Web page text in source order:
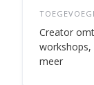
Creator
workshops,
meer